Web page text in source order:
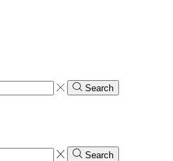
Search
Search